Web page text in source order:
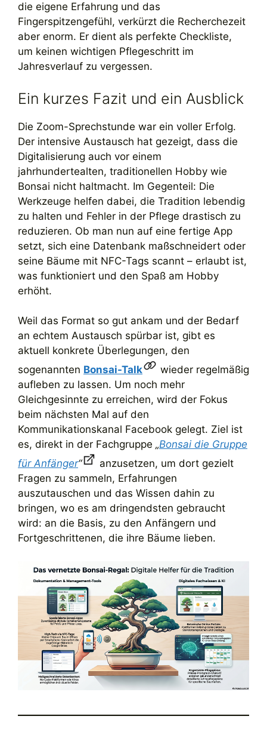
die eigene Erfahrung und das
Fingerspitzengefühl, verkürzt die Recherchezeit
aber enorm. Er dient als perfekte Checkliste,
um keinen wichtigen Pflegeschritt im
Jahresverlauf zu vergessen.
Ein kurzes Fazit und ein Ausblick
Die Zoom-Sprechstunde war ein voller Erfolg.
Der intensive Austausch hat gezeigt, dass die
Digitalisierung auch vor einem
jahrhundertealten, traditionellen Hobby wie
Bonsai nicht haltmacht. Im Gegenteil: Die
Werkzeuge helfen dabei, die Tradition lebendig
zu halten und Fehler in der Pflege drastisch zu
reduzieren. Ob man nun auf eine fertige App
setzt, sich eine Datenbank maßschneidert oder
seine Bäume mit NFC-Tags scannt – erlaubt ist,
was funktioniert und den Spaß am Hobby
erhöht.
Weil das Format so gut ankam und der Bedarf
an echtem Austausch spürbar ist, gibt es
aktuell konkrete Überlegungen, den
sogenannten Bonsai-Talk
wieder regelmäßig
aufleben zu lassen. Um noch mehr
Gleichgesinnte zu erreichen, wird der Fokus
beim nächsten Mal auf den
Kommunikationskanal Facebook gelegt. Ziel ist
es, direkt in der Fachgruppe „Bonsai die Gruppe
für Anfänger“
anzusetzen, um dort gezielt
Fragen zu sammeln, Erfahrungen
auszutauschen und das Wissen dahin zu
bringen, wo es am dringendsten gebraucht
wird: an die Basis, zu den Anfängern und
Fortgeschrittenen, die ihre Bäume lieben.